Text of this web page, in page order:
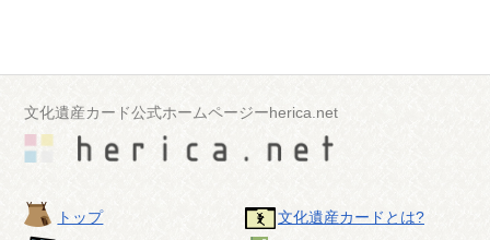
文化遺産カード公式ホームページーherica.net
トップ
文化遺産カードとは?